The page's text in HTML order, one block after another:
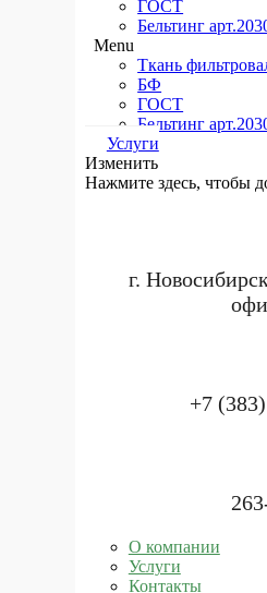
ГОСТ
Бельтинг
Menu
Ткань
БФ
ГОСТ
Бельтинг
Услуги
Изменить
Нажмите здесь, чтобы
г.
+7
О компании
Услуги
Контакты